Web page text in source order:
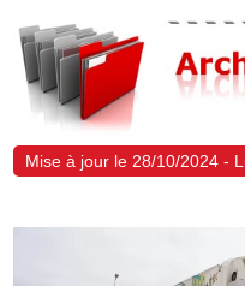
Mise à jour le 28/10/2024 -